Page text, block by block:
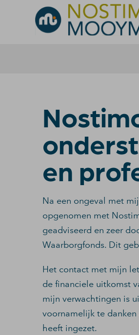
en
Na een ongeval met
opgenomen met
geadviseerd en zeer
Waarborgfonds. Dit
Het contact met mijn
de financiele uitkomst
mijn verwachtingen is
voornamelijk te
heeft ingezet.